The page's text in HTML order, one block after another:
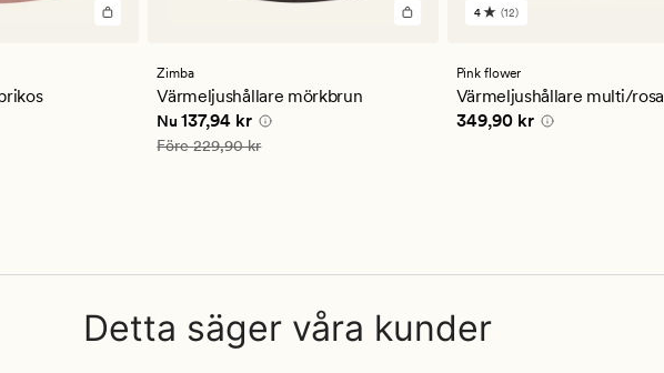
Zimba
Värmeljushållare mörkbrun
Nuvarande pris
Nu 137,94 kr
Ordinarie pris 229,90 kr
Före229,90 kr
12
ett
genomsnittligt
betyg
på
4 (12)
Pink flower
Värmeljushållare multi/rosa
Pris 349,90 kr
349,90 kr
Detta säger våra kunder